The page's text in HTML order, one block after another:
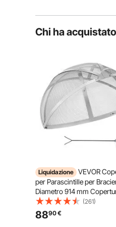
Chi ha
Liquidazione VEVOR
per Parascintille per
Diametro 914 mm
Rotonda Anello per
Esterno, Copertura in
Braciere in Acciaio
(261)
8890€